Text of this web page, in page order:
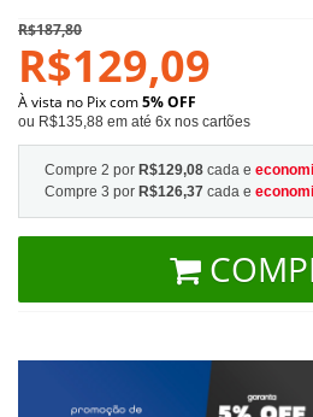
R$187,80
R$129,09
À vista no Pix com5% OFF
ou R$135,88 em até 6x nos cartões
Compre 2 por R$129,08 cada e
Compre 3 por R$126,37 cada e